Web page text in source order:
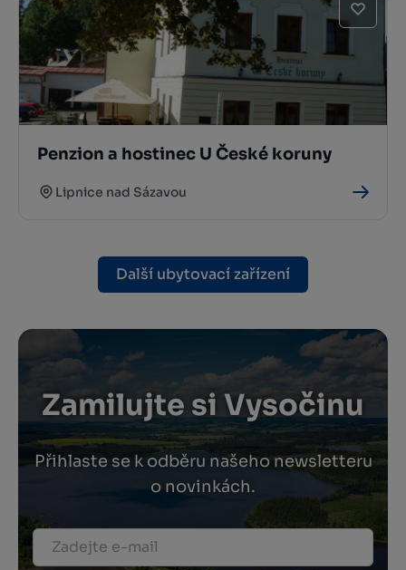
Penzion a hostinec U České koruny
Lipnice nad Sázavou
Další ubytovací zařízení
Zamilujte si Vysočinu
Přihlaste se k odběru našeho newsletteru
o novinkách.